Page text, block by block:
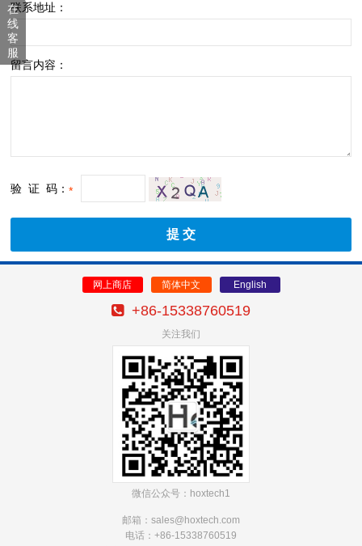
联系地址：
留言内容：
验 证 码：*
网上商店 简体中文 English
+86-15338760519
关注我们
微信公众号：hoxtech1
邮箱：sales@hoxtech.com
电话：+86-15338760519
在
线
客
服